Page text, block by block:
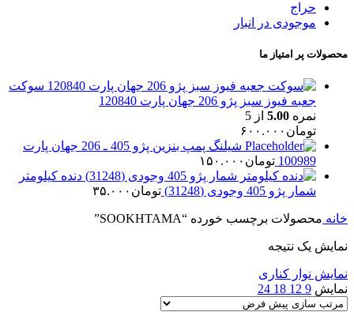
حراج
موجودی در انبار
محصولات پر امتیاز ما
سوکت
جعبه فیوز سبز پژو 206 جهان پارت 120840
نمره 5.00 از 5
تومان ۶۰۰.۰۰۰
شیلنگ پمپ بنزین پژو 405 ـ 206 جهان پارت
100989 تومان ۱۵۰.۰۰۰
دنده کیلومتر
شمار پژو 405 وجودی (31248)
تومان ۳۵.۰۰۰
خانه محصولات برچسب خورده “SOOKHTAMA”
نمایش یک نتیجه
نمایش نوار کناری
نمایش 9
12
18
24